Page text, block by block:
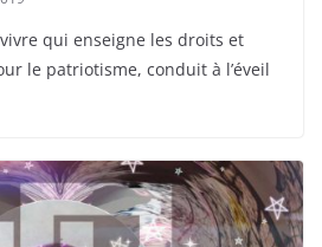
qui enseigne les droits et
le patriotisme, conduit à l’éveil